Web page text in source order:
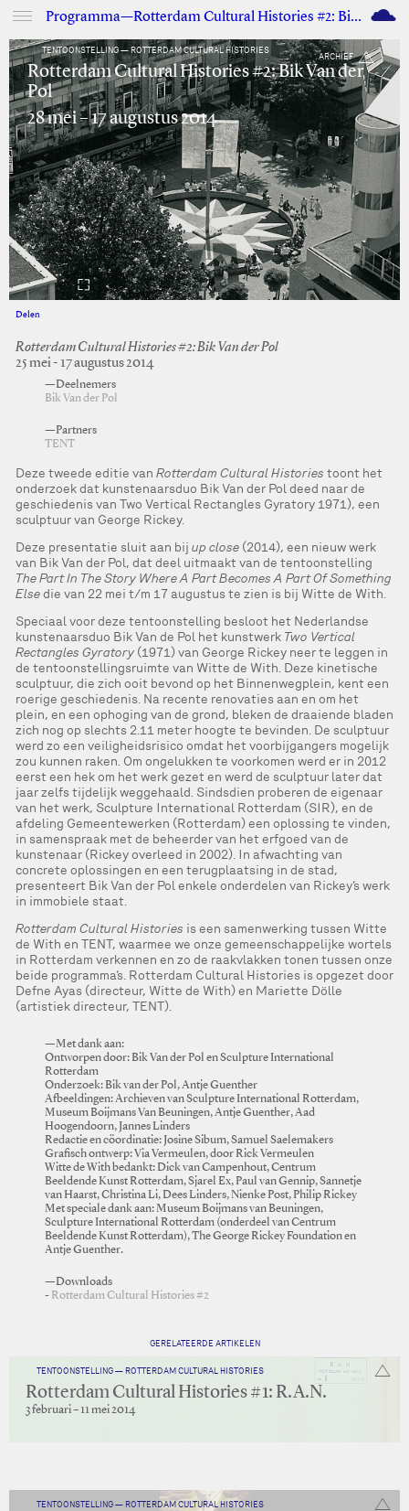
Programma—Rotterdam Cultural Histories #2: Bik Van der Pol M
TENTOONSTELLING — ROTTERDAM CULTURAL HISTORIES
ARCHIEF
Rotterdam Cultural Histories #2: Bik Van der
Pol
28 mei – 17 augustus 2014
Delen
Rotterdam Cultural Histories #2: Bik Van der Pol
25 mei - 17 augustus 2014
—Deelnemers
Bik Van der Pol
—Partners
TENT
Deze tweede editie van Rotterdam Cultural Histories toont het
onderzoek dat kunstenaarsduo Bik Van der Pol deed naar de
geschiedenis van Two Vertical Rectangles Gyratory 1971), een
sculptuur van George Rickey.
Deze presentatie sluit aan bij up close (2014), een nieuw werk
van Bik Van der Pol, dat deel uitmaakt van de tentoonstelling
The Part In The Story Where A Part Becomes A Part Of Something
Elsedie van 22 mei t/m 17 augustus te zien is bij Witte de With.
Speciaal voor deze tentoonstelling besloot het Nederlandse
kunstenaarsduo Bik Van de Pol het kunstwerk Two Vertical
Rectangles Gyratory (1971) van George Rickey neer te leggen in
de tentoonstellingsruimte van Witte de With. Deze kinetische
sculptuur, die zich ooit bevond op het Binnenwegplein, kent een
roerige geschiedenis. Na recente renovaties aan en om het
plein, en een ophoging van de grond, bleken de draaiende bladen
zich nog op slechts 2.11 meter hoogte te bevinden. De sculptuur
werd zo een veiligheidsrisico omdat het voorbijgangers mogelijk
zou kunnen raken. Om ongelukken te voorkomen werd er in 2012
eerst een hek om het werk gezet en werd de sculptuur later dat
jaar zelfs tijdelijk weggehaald. Sindsdien proberen de eigenaar
van het werk, Sculpture International Rotterdam (SIR), en de
afdeling Gemeentewerken (Rotterdam) een oplossing te vinden,
in samenspraak met de beheerder van het erfgoed van de
kunstenaar (Rickey overleed in 2002). In afwachting van
concrete oplossingen en een terugplaatsing in de stad,
presenteert Bik Van der Pol enkele onderdelen van Rickey’s werk
in immobiele staat.
Rotterdam Cultural Histories is een samenwerking tussen Witte
de With en TENT, waarmee we onze gemeenschappelijke wortels
in Rotterdam verkennen en zo de raakvlakken tonen tussen onze
beide programma’s. Rotterdam Cultural Histories is opgezet door
Defne Ayas (directeur, Witte de With) en Mariette Dölle
(artistiek directeur, TENT).
—Met dank aan:
Ontworpen door: Bik Van der Pol en Sculpture International
Rotterdam
Onderzoek: Bik van der Pol, Antje Guenther
Afbeeldingen: Archieven van Sculpture International Rotterdam,
Museum Boijmans Van Beuningen, Antje Guenther, Aad
Hoogendoorn, Jannes Linders
Redactie en cöordinatie: Josine Sibum, Samuel Saelemakers
Grafisch ontwerp: Via Vermeulen, door Rick Vermeulen
Witte de With bedankt: Dick van Campenhout, Centrum
Beeldende Kunst Rotterdam, Sjarel Ex, Paul van Gennip, Sannetje
van Haarst, Christina Li, Dees Linders, Nienke Post, Philip Rickey
Met speciale dank aan: Museum Boijmans van Beuningen,
Sculpture International Rotterdam (onderdeel van Centrum
Beeldende Kunst Rotterdam), The George Rickey Foundation en
Antje Guenther.
—Downloads
Rotterdam Cultural Histories #2
GERELATEERDE ARTIKELEN
TENTOONSTELLING — ROTTERDAM CULTURAL HISTORIES
Rotterdam Cultural Histories #1: R.A.N.
3 februari – 11 mei 2014
TENTOONSTELLING — ROTTERDAM CULTURAL HISTORIES